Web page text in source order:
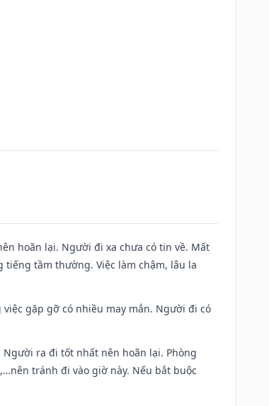
hoãn lại. Người đi xa chưa có tin về. Mất
tầm thường. Việc làm chậm, lâu la
gặp gỡ có nhiều may mắn. Người đi có
ra đi tốt nhất nên hoãn lại. Phòng
tránh đi vào giờ này. Nếu bắt buộc